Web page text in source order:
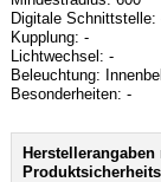
Digitale Schnittstelle:
Kupplung: -
Lichtwechsel: -
Beleuchtung:
Besonderheiten: -
Herstellerangaben